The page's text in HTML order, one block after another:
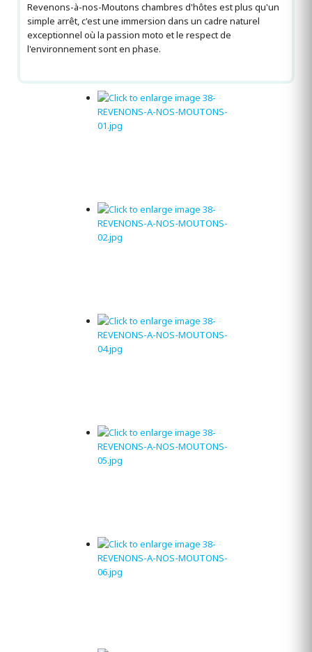
Revenons-à-nos-Moutons chambres d'hôtes est plus qu'un
simple arrêt, c'est une immersion dans un cadre naturel
exceptionnel où la passion moto et le respect de
l'environnement sont en phase.